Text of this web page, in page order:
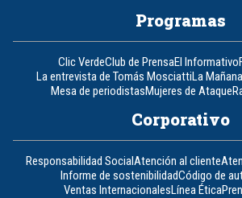
Programas
Clic VerdeClub de PrensaEl Informativo
La entrevista de Tomás MosciattiLa Mañana
Mesa de periodistasMujeres de Ataque
Corporativo
Responsabilidad SocialAtención al cliente
Informe de sostenibilidadCódigo de
Ventas InternacionalesLínea Ética